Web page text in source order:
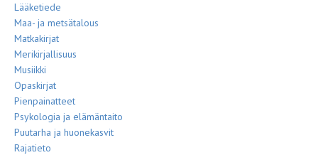
Lääketiede
Maa- ja metsätalous
Matkakirjat
Merikirjallisuus
Musiikki
Opaskirjat
Pienpainatteet
Psykologia ja elämäntaito
Puutarha ja huonekasvit
Rajatieto